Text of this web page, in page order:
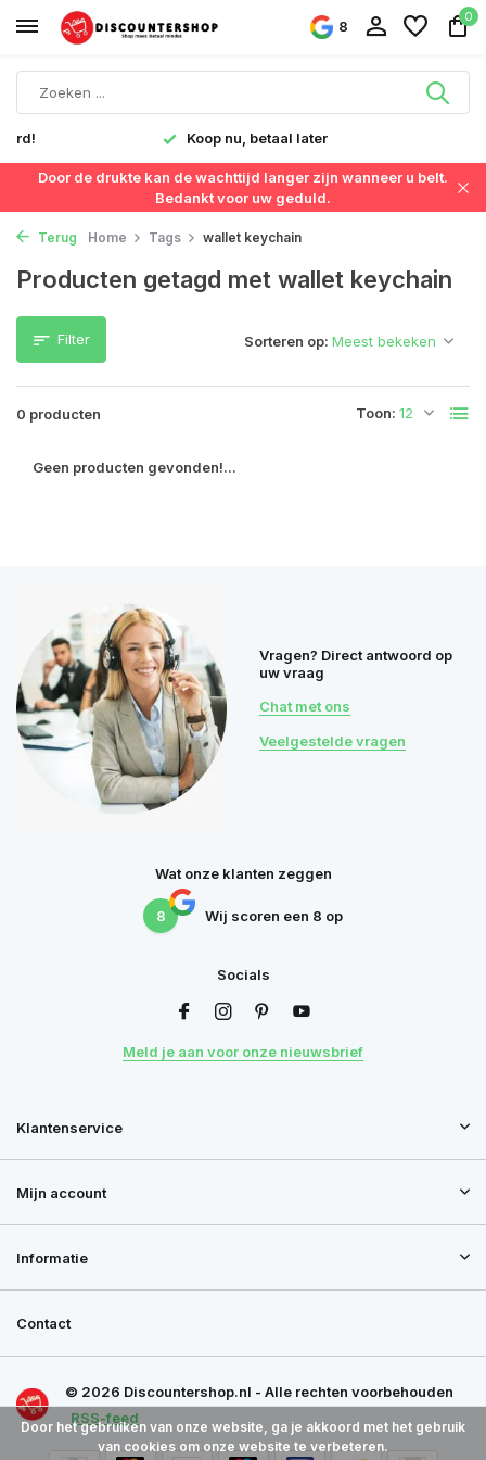
8
0
Koop nu, betaal later
Door de drukte kan de wachttijd langer zijn wanneer u belt.
Bedankt voor uw geduld.
Terug Home Tags wallet keychain
Producten getagd met wallet keychain
Filter
0 producten Toon:
Sorteren op:
Geen producten gevonden!...
Vragen? Direct antwoord op
uw vraag
Chat met ons
Veelgestelde vragen
Wat onze klanten zeggen
8 Wij scoren een 8 op
Socials
Meld je aan voor onze nieuwsbrief
Klantenservice
Mijn account
Informatie
Contact
© 2026 Discountershop.nl - Alle rechten voorbehouden
RSS-feed
Door het gebruiken van onze website, ga je akkoord met het gebruik
van cookies om onze website te verbeteren.